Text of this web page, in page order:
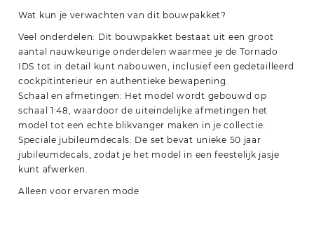
Wat kun je verwachten van dit bouwpakket?
Veel onderdelen: Dit bouwpakket bestaat uit een groot
aantal nauwkeurige onderdelen waarmee je de Tornado
IDS tot in detail kunt nabouwen, inclusief een gedetailleerd
cockpitinterieur en authentieke bewapening.
Schaal en afmetingen: Het model wordt gebouwd op
schaal 1:48, waardoor de uiteindelijke afmetingen het
model tot een echte blikvanger maken in je collectie.
Speciale jubileumdecals: De set bevat unieke 50 jaar
jubileumdecals, zodat je het model in een feestelijk jasje
kunt afwerken.
Alleen voor ervaren mode